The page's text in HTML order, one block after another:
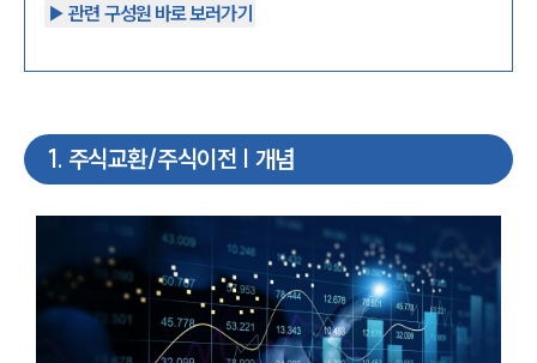
▶︎ 관련 구성원 바로 보러가기
1. 주식교환/주식이전 | 개념